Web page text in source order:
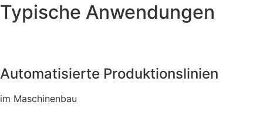
Typische Anwendungen
Automatisierte Produktionslinien
im Maschinenbau